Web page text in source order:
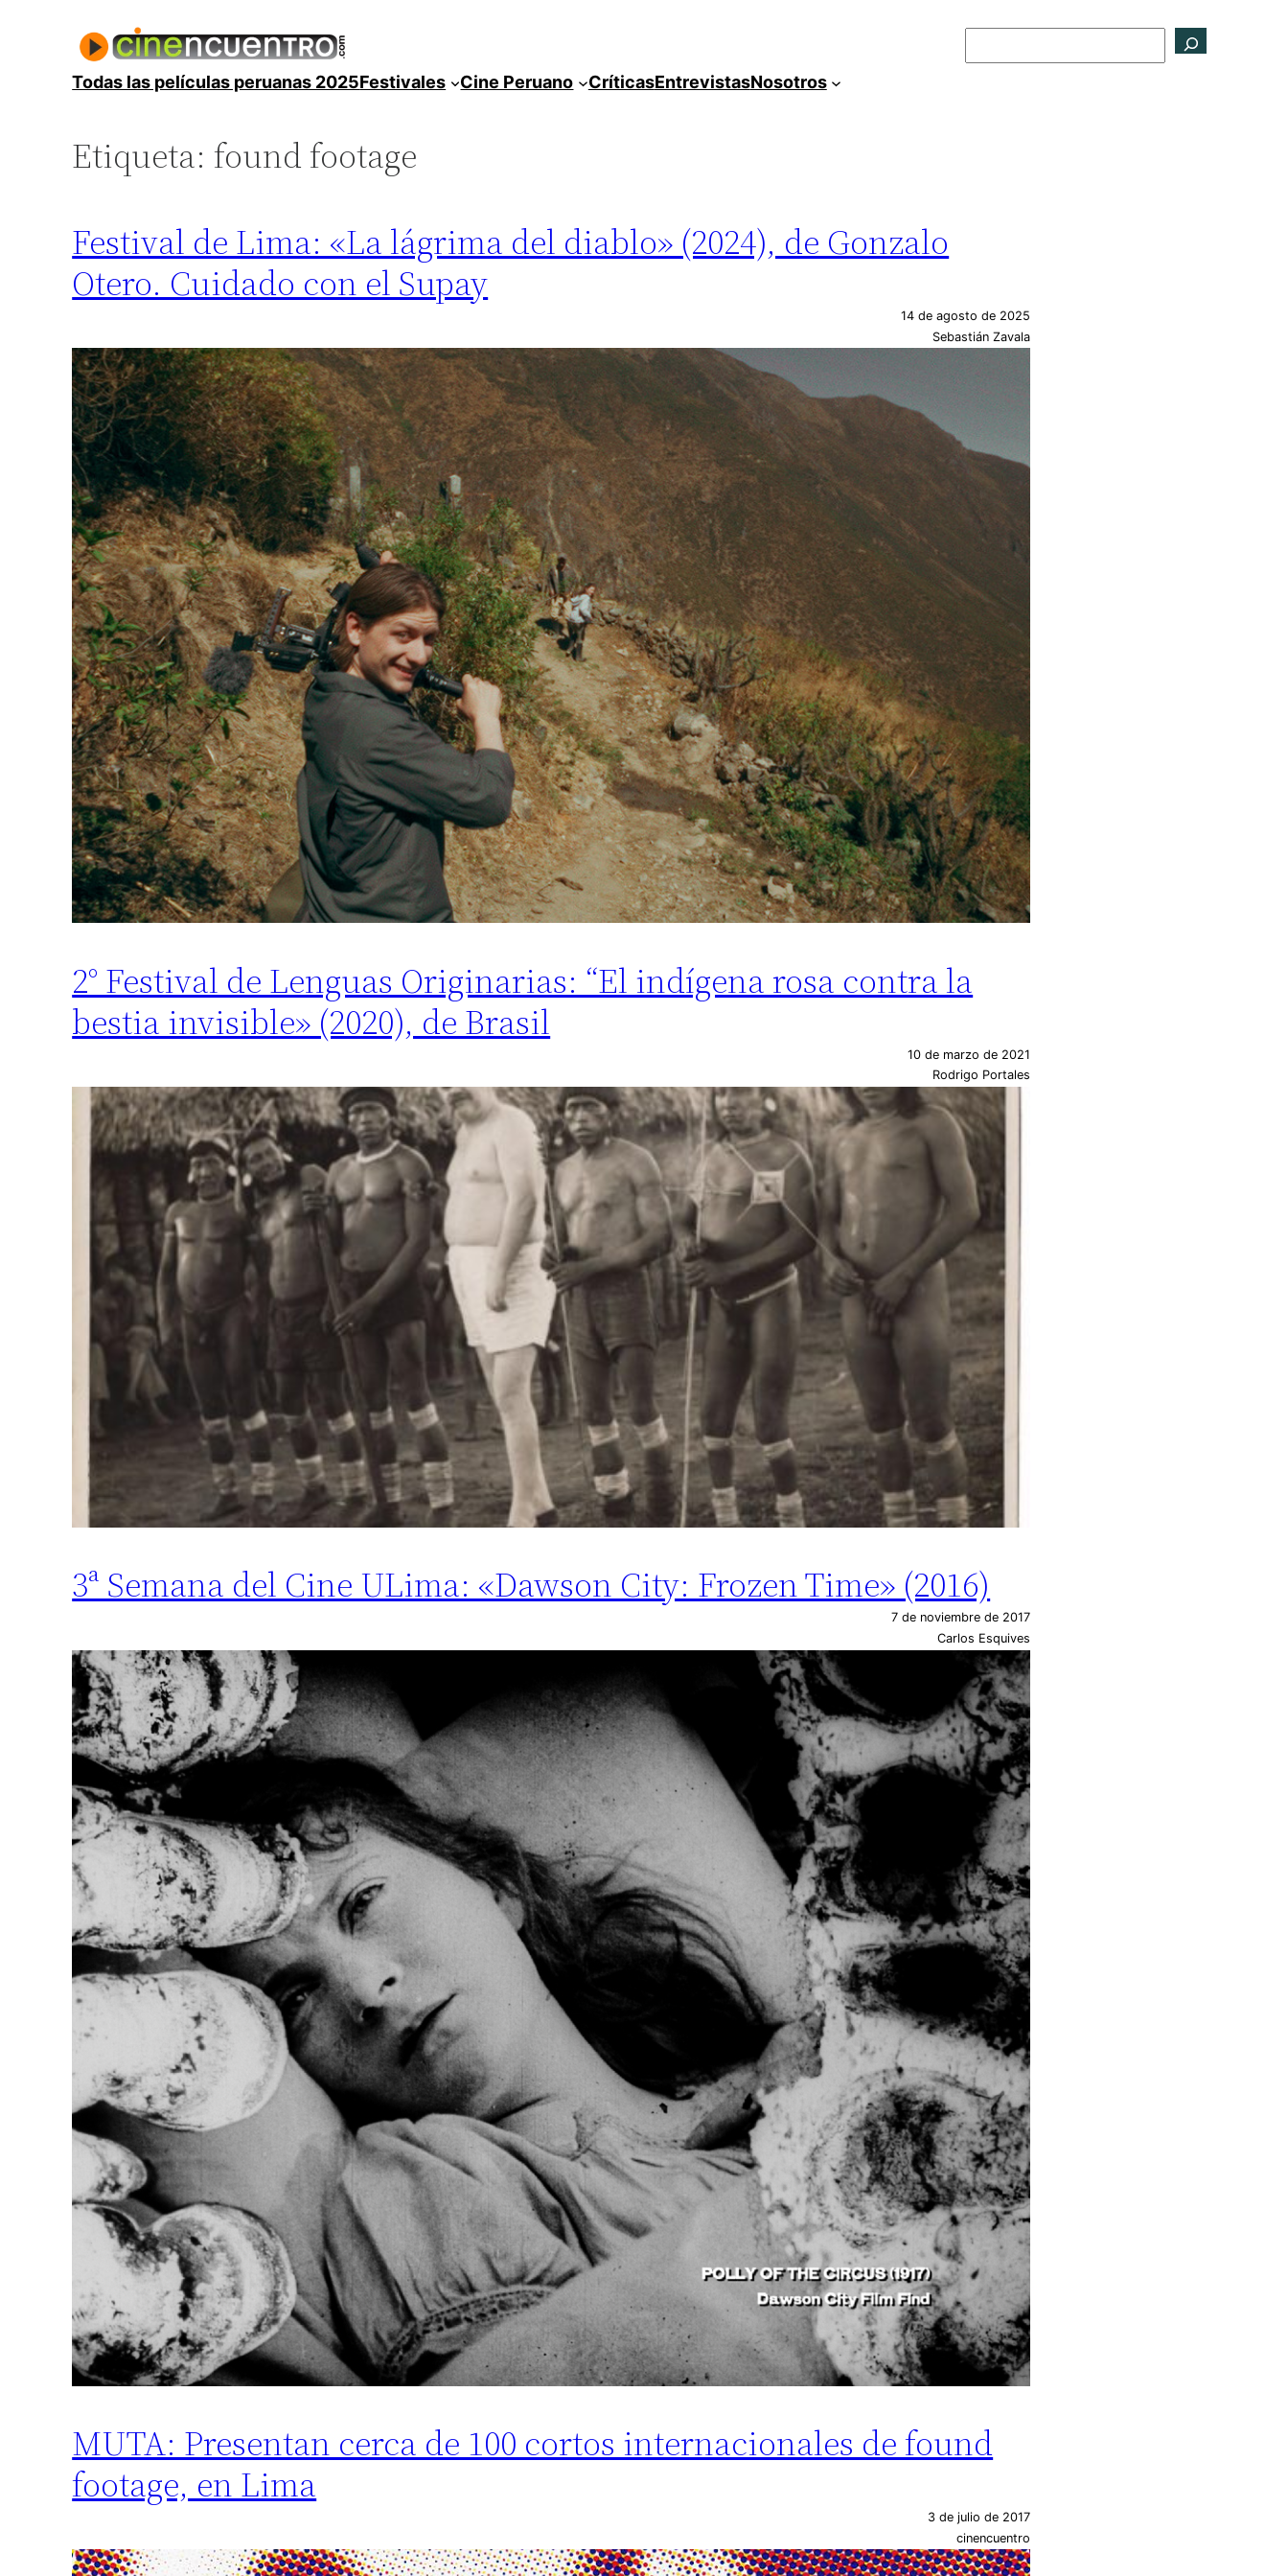
contenidoTodas las películas peruanas 2025Festivales Cine Peruano CríticasEntrevistasNosotros
Etiqueta:found footage
Festival de Lima: «La lágrima del diablo» (2024), de Gonzalo
Otero. Cuidado con el Supay
14 de agosto de 2025
Sebastián Zavala
2° Festival de Lenguas Originarias: “El indígena rosa contra la
bestia invisible» (2020), de Brasil
10 de marzo de 2021
Rodrigo Portales
3ª Semana del Cine ULima: «Dawson City: Frozen Time» (2016)
7 de noviembre de 2017
Carlos Esquives
MUTA: Presentan cerca de 100 cortos internacionales de found
footage, en Lima
3 de julio de 2017
cinencuentro